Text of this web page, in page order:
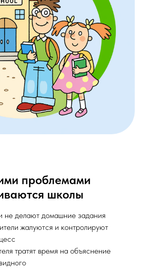
проблемами
школы
не делают домашние задания
жалуются и контролируют
тратят время на объяснение